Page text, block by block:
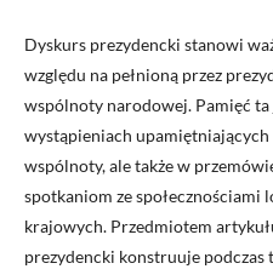
Dyskurs prezydencki stanowi
względu na pełnioną przez
wspólnoty narodowej. Pamięć ta
wystąpieniach upamiętniających
wspólnoty, ale także w
spotkaniom ze społecznościami
krajowych. Przedmiotem
prezydencki konstruuje